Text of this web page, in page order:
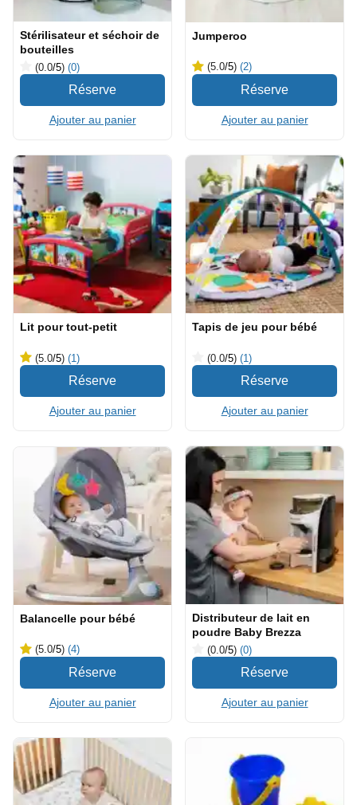
Stérilisateur et séchoir de
bouteilles
(0.0/5) (0)
Ajouter au panier
Jumperoo
(5.0/5) (2)
Ajouter au panier
Lit pour tout-petit
(5.0/5) (1)
Ajouter au panier
Tapis de jeu pour bébé
(0.0/5) (1)
Ajouter au panier
Balancelle pour bébé
(5.0/5) (4)
Ajouter au panier
Distributeur de lait en
poudre Baby Brezza
(0.0/5) (0)
Ajouter au panier